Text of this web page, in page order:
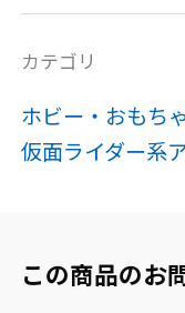
カテゴリ
ホビー・おもち
仮面ライダー系
この商品のお